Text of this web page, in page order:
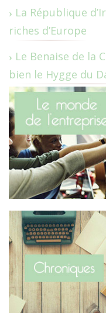
La République
riches d’Europe
Le Benaise de la
bien le Hygge du